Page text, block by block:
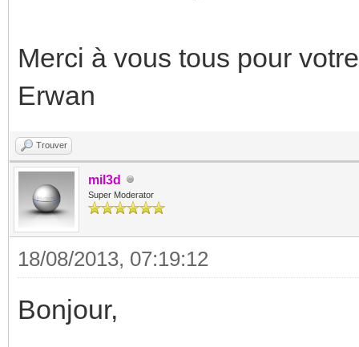
Merci à vous tous pour
Erwan
Trouver
mil3d
Super Moderator
18/08/2013, 07:19:12
Bonjour,